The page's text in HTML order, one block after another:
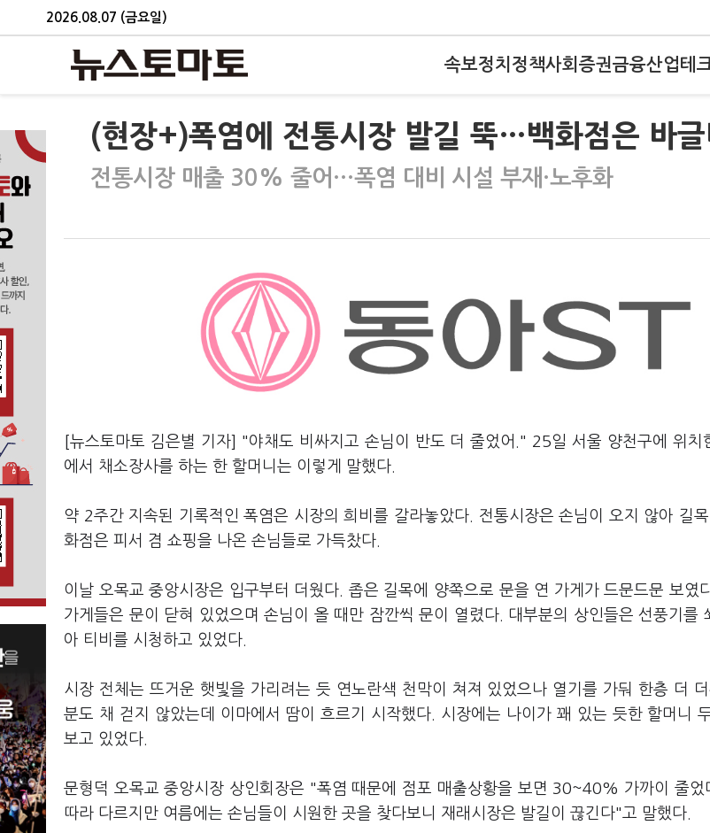
2026.08.07 (금요일)
속보정치 정책사회 증권금융산업테
(현장+)폭염에 전통시장 발길 뚝…백화점은 바글
전통시장 매출 30% 줄어…폭염 대비 시설 부재·노후화
[뉴스토마토 김은별 기자] "야채도 비싸지고 손님이 반도 더 줄었어." 25일 서울 양천구에 위치
에서 채소장사를 하는 한 할머니는 이렇게 말했다.
약 2주간 지속된 기록적인 폭염은 시장의 희비를 갈라놓았다. 전통시장은 손님이 오지 않아 길
화점은 피서 겸 쇼핑을 나온 손님들로 가득찼다.
이날 오목교 중앙시장은 입구부터 더웠다. 좁은 길목에 양쪽으로 문을 연 가게가 드문드문 보였
가게들은 문이 닫혀 있었으며 손님이 올 때만 잠깐씩 문이 열렸다. 대부분의 상인들은 선풍기를
아 티비를 시청하고 있었다.
시장 전체는 뜨거운 햇빛을 가리려는 듯 연노란색 천막이 쳐져 있었으나 열기를 가둬 한층 더
분도 채 걷지 않았는데 이마에서 땀이 흐르기 시작했다. 시장에는 나이가 꽤 있는 듯한 할머니
보고 있었다.
문형덕 오목교 중앙시장 상인회장은 "폭염 때문에 점포 매출상황을 보면 30~40% 가까이 줄었
따라 다르지만 여름에는 손님들이 시원한 곳을 찾다보니 재래시장은 발길이 끊긴다"고 말했다.